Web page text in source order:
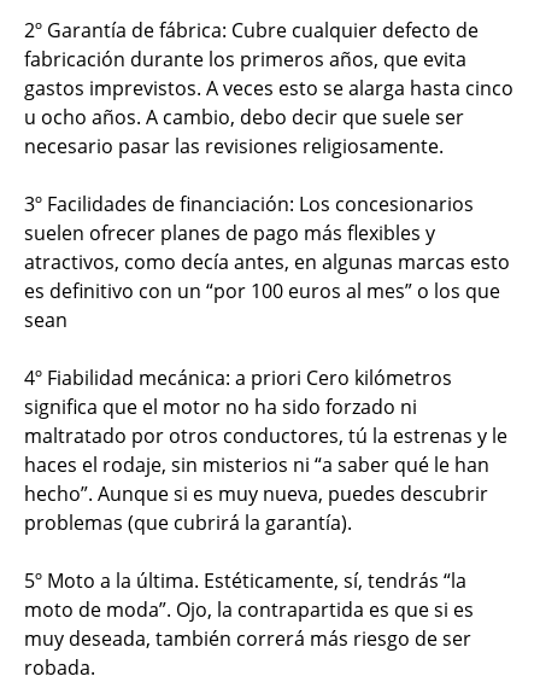
2º Garantía de fábrica: Cubre cualquier defecto de
fabricación durante los primeros años, que evita
gastos imprevistos. A veces esto se alarga hasta cinco
u ocho años. A cambio, debo decir que suele ser
necesario pasar las revisiones religiosamente.
3º Facilidades de financiación: Los concesionarios
suelen ofrecer planes de pago más flexibles y
atractivos, como decía antes, en algunas marcas esto
es definitivo con un “por 100 euros al mes” o los que
sean
4º Fiabilidad mecánica: a priori Cero kilómetros
significa que el motor no ha sido forzado ni
maltratado por otros conductores, tú la estrenas y le
haces el rodaje, sin misterios ni “a saber qué le han
hecho”. Aunque si es muy nueva, puedes descubrir
problemas (que cubrirá la garantía).
5º Moto a la última. Estéticamente, sí, tendrás “la
moto de moda”. Ojo, la contrapartida es que si es
muy deseada, también correrá más riesgo de ser
robada.